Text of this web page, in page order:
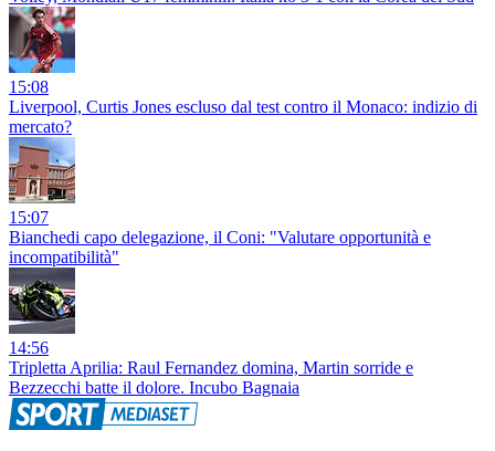
15:08
Liverpool, Curtis Jones escluso dal test contro il Monaco: indizio di
mercato?
15:07
Bianchedi capo delegazione, il Coni: "Valutare opportunità e
incompatibilità"
14:56
Tripletta Aprilia: Raul Fernandez domina, Martin sorride e
Bezzecchi batte il dolore. Incubo Bagnaia